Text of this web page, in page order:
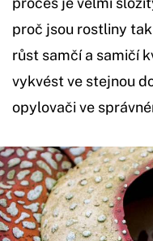
proč jsou rostliny
růst samčí a samičí
vykvést ve stejnou
opylovači ve